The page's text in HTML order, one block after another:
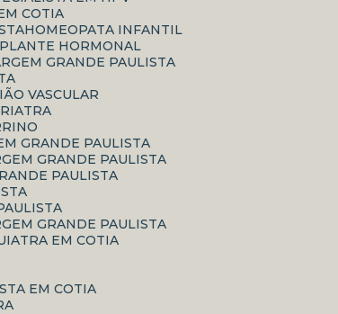
COTIA
HOMEOPATA INFANTIL
HORMONAL
GRANDE PAULISTA
VASCULAR
GRANDE PAULISTA
GRANDE PAULISTA
PAULISTA
GRANDE PAULISTA
EM COTIA
EM COTIA